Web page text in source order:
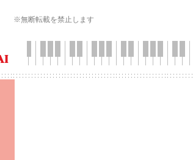
※無断転載を禁止します